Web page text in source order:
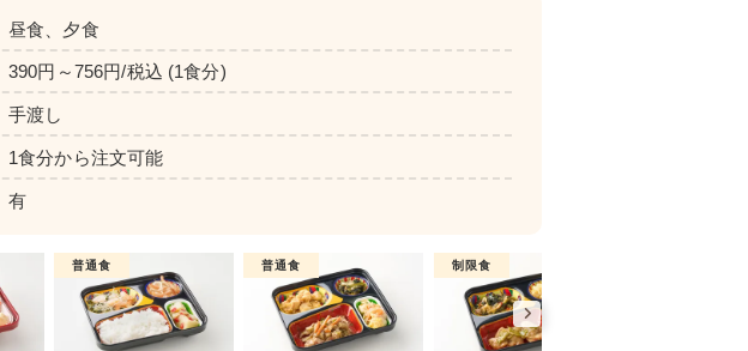
彩り旬菜 彩り旬菜プラス
昼食、夕食
390円～756円/税込 (1食分)
手渡し
1食分から注文可能
有
普通食 普通食 制限食